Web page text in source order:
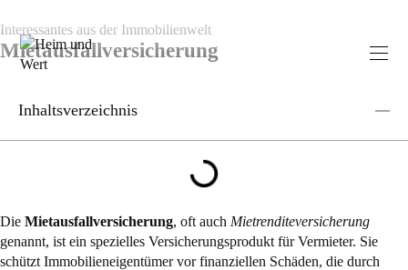
Interessantes aus der Immobilienwelt
Mietausfallversicherung
Inhaltsverzeichnis
Die Mietausfallversicherung, oft auch Mietrenditeversicherung
genannt, ist ein spezielles Versicherungsprodukt für Vermieter. Sie
schützt Immobilieneigentümer vor finanziellen Schäden, die durch